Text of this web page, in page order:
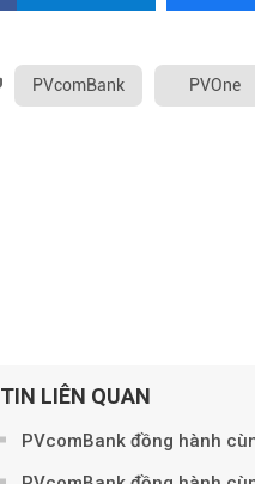
PVcomBank PVOne
TIN LIÊN QUAN
PVcomBank đồng hành